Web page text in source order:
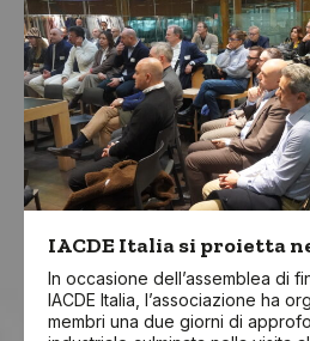
IACDE Italia si proietta
In occasione dell’assemblea di
IACDE Italia, l’associazione ha
membri una due giorni di